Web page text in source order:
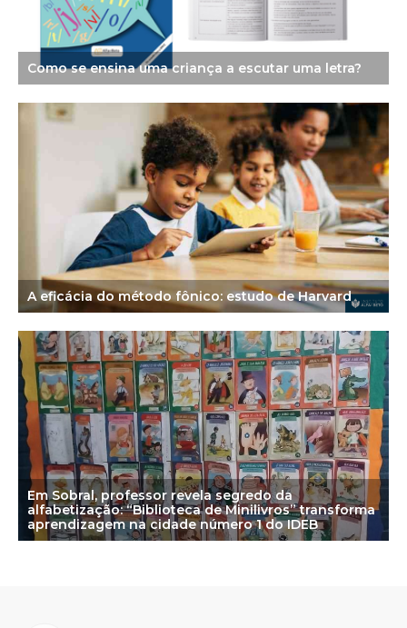
Como se ensina uma criança a escutar uma letra?
A eficácia do método fônico: estudo de Harvard
Em Sobral, professor revela segredo da
alfabetização: “Biblioteca de Minilivros” transforma
aprendizagem na cidade número 1 do IDEB